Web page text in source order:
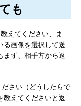
も
えてください、ま
る画像を選択して送
まず、相手方から返
さい（どうしたらで
教えてくださいと返